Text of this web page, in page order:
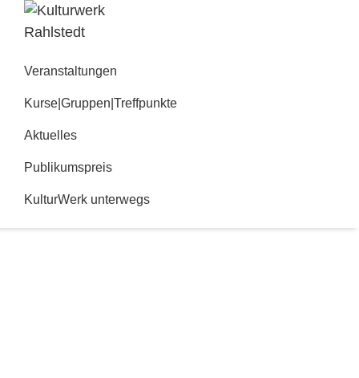
Hauptnavigation
Zum
Inhalt
Rahlstedt
Veranstaltungen
Kurse|Gruppen|Treffpunkte
Aktuelles
Publikumspreis
KulturWerk unterwegs